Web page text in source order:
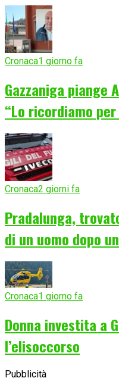
Cronaca1 giorno fa
Gazzaniga piange
“Lo ricordiamo
Cronaca2 giorni fa
Pradalunga,
di un uomo dopo
Cronaca1 giorno fa
Donna investita a
l’elisoccorso
Pubblicità